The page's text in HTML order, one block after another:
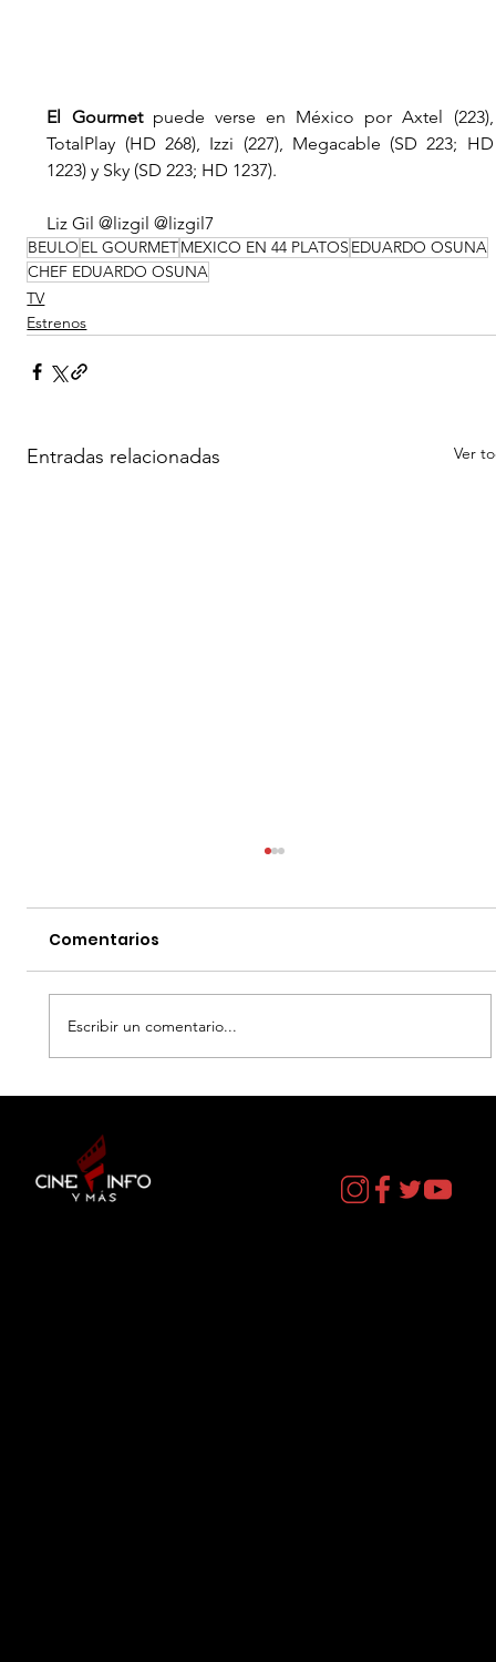
El Gourmet puede verse en México por Axtel (223),
TotalPlay (HD 268), Izzi (227), Megacable (SD 223; HD
1223) y Sky (SD 223; HD 1237).
Liz Gil @lizgil @lizgil7
BEULO EL GOURMETMEXICO EN 44 PLATOS EDUARDO OSUNA
CHEF EDUARDO OSUNA
TV
Estrenos
Entradas relacionadas Ver
CURIOSOS por LIZ GIL
Comentarios
Escribir un comentario...